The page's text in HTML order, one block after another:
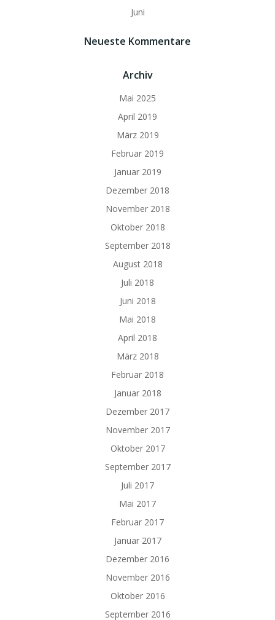
Juni
Neueste Kommentare
Archiv
Mai 2025
April 2019
März 2019
Februar 2019
Januar 2019
Dezember 2018
November 2018
Oktober 2018
September 2018
August 2018
Juli 2018
Juni 2018
Mai 2018
April 2018
März 2018
Februar 2018
Januar 2018
Dezember 2017
November 2017
Oktober 2017
September 2017
Juli 2017
Mai 2017
Februar 2017
Januar 2017
Dezember 2016
November 2016
Oktober 2016
September 2016